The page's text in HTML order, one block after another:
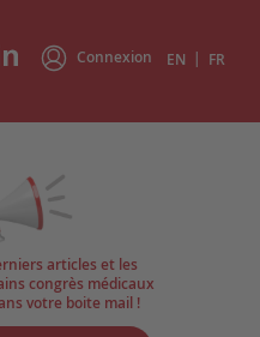
Connexion EN | FR
articles et les
congrès médicaux
votre boite mail !